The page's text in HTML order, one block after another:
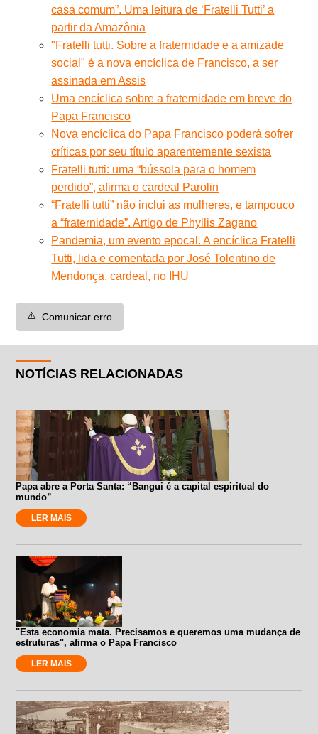
casa comum”. Uma leitura de ‘Fratelli Tutti’ a
partir da Amazônia
"Fratelli tutti. Sobre a fraternidade e a amizade
social" é a nova encíclica de Francisco, a ser
assinada em Assis
Uma encíclica sobre a fraternidade em breve do
Papa Francisco
Nova encíclica do Papa Francisco poderá sofrer
críticas por seu título aparentemente sexista
Fratelli tutti: uma “bússola para o homem
perdido”, afirma o cardeal Parolin
“Fratelli tutti” não inclui as mulheres, e tampouco
a “fraternidade”. Artigo de Phyllis Zagano
Pandemia, um evento epocal. A encíclica Fratelli
Tutti, lida e comentada por José Tolentino de
Mendonça, cardeal, no IHU
⚠️ Comunicar erro
NOTÍCIAS RELACIONADAS
Papa abre a Porta Santa: “Bangui é a capital espiritual do
mundo”
LER MAIS
"Esta economia mata. Precisamos e queremos uma mudança de
estruturas", afirma o Papa Francisco
LER MAIS